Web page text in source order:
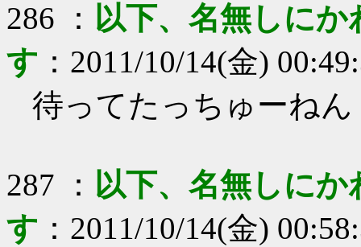
286 ： 以下、名無しに
す ： 2011/10/14(金)
待ってたっちゅーねん
287 ： 以下、名無しに
す ： 2011/10/14(金)